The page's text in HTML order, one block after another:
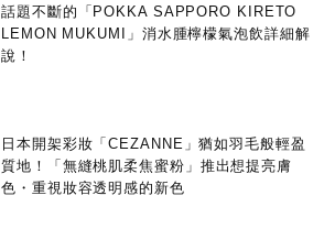
話題不斷的「POKKA SAPPORO KIRETO
LEMON MUKUMI」消水腫檸檬氣泡飲詳細解
說！
日本開架彩妝「CEZANNE」猶如羽毛般輕盈
質地！「無縫桃肌柔焦蜜粉」推出想提亮膚
色・重視妝容透明感的新色